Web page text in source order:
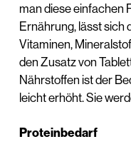
man diese einfachen
Ernährung, lässt sich
Vitaminen,
den Zusatz von
Nährstoffen ist der
leicht erhöht. Sie
Proteinbedarf